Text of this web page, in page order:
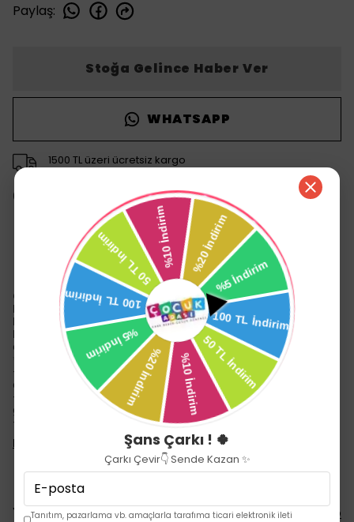
Paylaş:
Stoğa Gelince Haber Ver
WHATSAPP
1500 TL üzeri ücretsiz kargo
14 gün içinde iade değişim
Ürün Açıklaması
Global Toys Robin Et Türkçe Konuşan Altını Islatan
Bandanalı Çizgili Mavi Beyaz Kıyafetli Oyuncak Bebek
Bandanalı Çizgili Kıyafetli Altını Islatan Türkçe
Konuşan Et Bebek —evcilik oyunlarını
daha gerçekçi ve
eğlenceli hale getiren,etkileşimlibir oyun arkadaşıdır.
✨ Özellikler:
- ✅
Biberonundan su içip altını ıslatabilme— gerçekçi
oyun deneyimi sağlar.
- 🗣️
Karnına basınca Türkçe konuşma — çocukların dil
gelişimini destekler.
- 🧩
Lazımlık, biberon, emzik ve ördek aksesuarları
Devamını Göster
Yorumlar Yorum Yap
Şans Çarkı ! 🍀
Çarkı Çevir👇 Sende Kazan ✨
Tanıtım, pazarlama vb. amaçlarla tarafıma ticari elektronik ileti